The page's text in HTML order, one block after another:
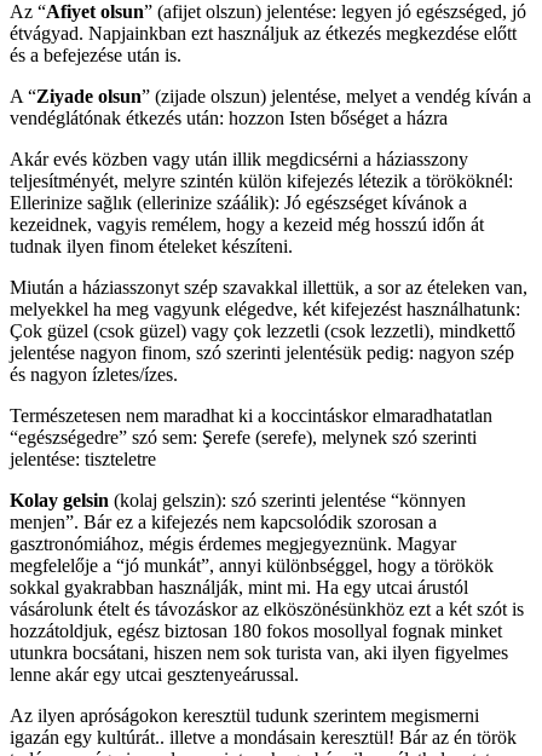
Az “Afiyet olsun” (afijet olszun) jelentése: legyen jó egészséged, jó
étvágyad. Napjainkban ezt használjuk az étkezés megkezdése előtt
és a befejezése után is.
A “Ziyade olsun” (zijade olszun) jelentése, melyet a vendég kíván a
vendéglátónak étkezés után: hozzon Isten bőséget a házra
Akár evés közben vagy után illik megdicsérni a háziasszony
teljesítményét, melyre szintén külön kifejezés létezik a törököknél:
Ellerinize sağlık (ellerinize száálik): Jó egészséget kívánok a
kezeidnek, vagyis remélem, hogy a kezeid még hosszú időn át
tudnak ilyen finom ételeket készíteni.
Miután a háziasszonyt szép szavakkal illettük, a sor az ételeken van,
melyekkel ha meg vagyunk elégedve, két kifejezést használhatunk:
Çok güzel (csok güzel) vagy çok lezzetli (csok lezzetli), mindkettő
jelentése nagyon finom, szó szerinti jelentésük pedig: nagyon szép
és nagyon ízletes/ízes.
Természetesen nem maradhat ki a koccintáskor elmaradhatatlan
“egészségedre” szó sem: Şerefe (serefe), melynek szó szerinti
jelentése: tiszteletre
Kolay gelsin (kolaj gelszin): szó szerinti jelentése “könnyen
menjen”. Bár ez a kifejezés nem kapcsolódik szorosan a
gasztronómiához, mégis érdemes megjegyeznünk. Magyar
megfelelője a “jó munkát”, annyi különbséggel, hogy a törökök
sokkal gyakrabban használják, mint mi. Ha egy utcai árustól
vásárolunk ételt és távozáskor az elköszönésünkhöz ezt a két szót is
hozzátoldjuk, egész biztosan 180 fokos mosollyal fognak minket
utunkra bocsátani, hiszen nem sok turista van, aki ilyen figyelmes
lenne akár egy utcai gesztenyeárussal.
Az ilyen apróságokon keresztül tudunk szerintem megismerni
igazán egy kultúrát.. illetve a mondásain keresztül! Bár az én török